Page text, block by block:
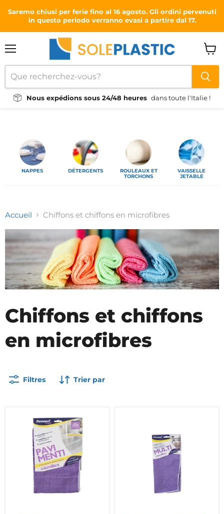
Saremo chiusi per ferie fino al 16 agosto. Gli ordini pervenuti
in questo periodo verranno evasi a partire dal 17.
Nous expédions sous 24/48 heures dans toute l'Italie !
le
NAPPES DÉTERGENTS
ROULEAUX ET
TORCHONS
VAISSELLE
JETABLE
Accueil Chiffons et chiffons en microfibres
Chiffons et chiffons
en microfibres
Filtres Trier par
Eudorex
pannipell
chiffon
microfibre
tissage
microfibre